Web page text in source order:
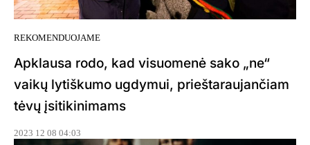
REKOMENDUOJAME
Apklausa rodo, kad visuomenė sako „ne“
vaikų lytiškumo ugdymui, prieštaraujančiam
tėvų įsitikinimams
2023 12 08 04:03